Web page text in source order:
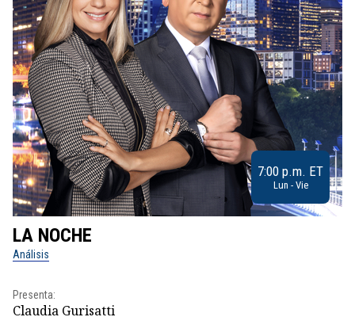
7:00 p.m. ET
Lun - Vie
LA NOCHE
Análisis
Presenta:
Claudia Gurisatti